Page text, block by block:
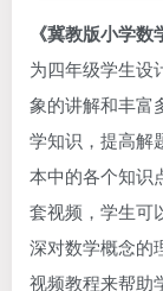
《冀教版小学
为四年级学生设
象的讲解和丰富
学知识，提高解
本中的各个知识
套视频，学生可
深对数学概念的
视频教程来帮助